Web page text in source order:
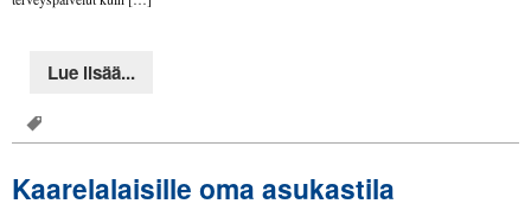
Lue lisää...
Kaarelalaisille oma asukastila